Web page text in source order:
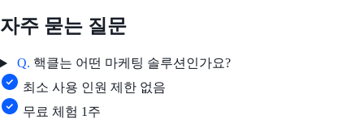
자주 묻는 질문
Q. 핵클는 어떤 마케팅 솔루션인가요?
최소 사용 인원 제한 없음
무료 체험 1주